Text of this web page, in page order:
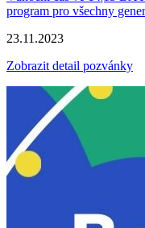
program pro všechny
23.11.2023
Zobrazit detail pozvánky